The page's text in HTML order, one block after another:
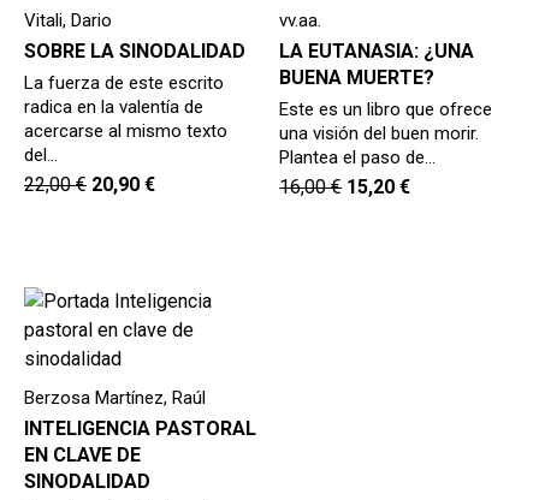
Vitali, Dario
SOBRE LA SINODALIDAD
La fuerza de este escrito
radica en la valentía de
acercarse al mismo texto
del…
22,00€ 20,90 €
vv.aa.
LA EUTANASIA: ¿UNA
BUENA MUERTE?
Este es un libro que ofrece
una visión del buen morir.
Plantea el paso de…
16,00€ 15,20€
Berzosa Martínez, Raúl
INTELIGENCIA PASTORAL
EN CLAVE DE
SINODALIDAD